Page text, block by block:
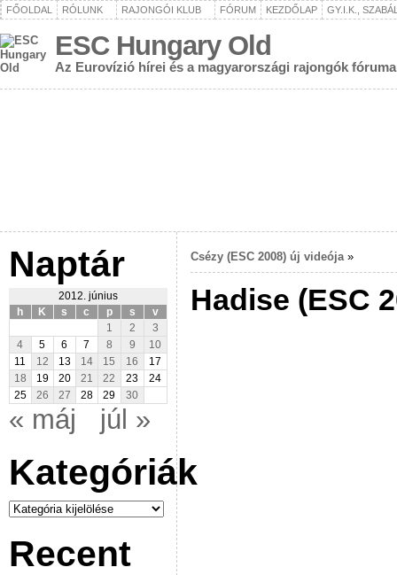
FŐOLDAL RÓLUNK RAJONGÓI KLUB FÓRUM KEZDŐLAP GY.I.K.,
ESC Hungary Old
Az Eurovízió hírei és a magyarországi rajongók fóruma
Naptár
2012. június
h
K s c p s
v
1
2
3
4
5 6 7 8 9
10
11
12 13 14 15 16
17
18
19 20 21 22 23
24
25
26 27 28 29 30
« máj júl »
Kategóriák
Kategóriák
Recent
Csézy (ESC 2008) új videója»
Hadise (ESC